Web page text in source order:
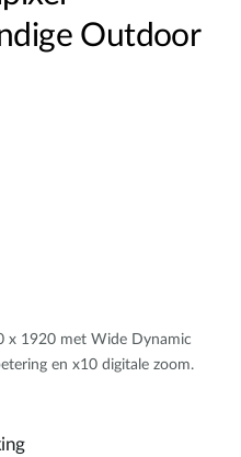
Outdoor
x 1920 met Wide Dynamic
en x10 digitale zoom.